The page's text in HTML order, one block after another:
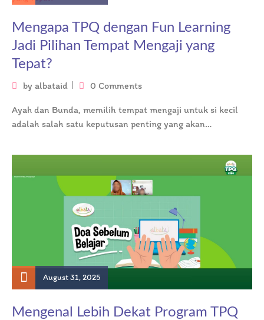
Mengapa TPQ dengan Fun Learning
Jadi Pilihan Tempat Mengaji yang
Tepat?
by albataid 0 Comments
Ayah dan Bunda, memilih tempat mengaji untuk si kecil
adalah salah satu keputusan penting yang akan
August 31, 2025
Mengenal Lebih Dekat Program TPQ